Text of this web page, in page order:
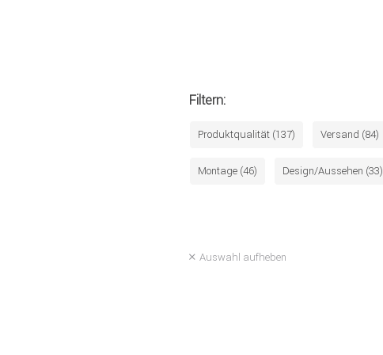
Filtern:
Produktqualität (137) Versand (84)
Montage (46) Design/Aussehen (33)
Auswahl aufheben